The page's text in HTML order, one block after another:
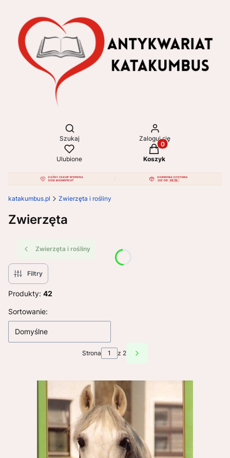
Otwórz wyszukiwarkę
Szukaj Zaloguj się
Ulubione
Produkty w koszyku:
Koszyk
katakumbus.pl Zwierzęta i rośliny
Zwierzęta
Zwierzęta i rośliny
Filtry
Produkty: 42
Lista produktów
Sortowanie:
Domyślne
Strona z 2 Następne produkty